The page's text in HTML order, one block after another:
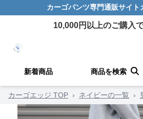
カーゴパンツ専門通販サイト
10,000円以上のご購入
新着商品 商品を検索
カーゴエッジ TOP › ネイビーの一覧 ›